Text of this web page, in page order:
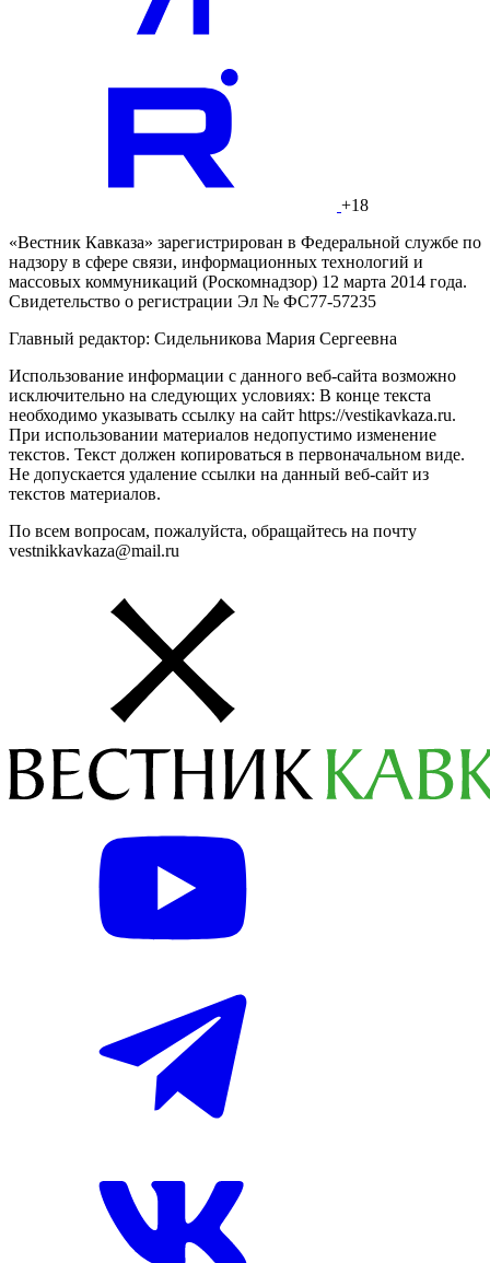
+18
«Вестник Кавказа» зарегистрирован в Федеральной службе по
надзору в сфере связи, информационных технологий и
массовых коммуникаций (Роскомнадзор) 12 марта 2014 года.
Свидетельство о регистрации Эл № ФС77-57235
Главный редактор: Сидельникова Мария Сергеевна
Использование информации с данного веб-сайта возможно
исключительно на следующих условиях: В конце текста
необходимо указывать ссылку на сайт https://vestikavkaza.ru.
При использовании материалов недопустимо изменение
текстов. Текст должен копироваться в первоначальном виде.
Не допускается удаление ссылки на данный веб-сайт из
текстов материалов.
По всем вопросам, пожалуйста, обращайтесь на почту
vestnikkavkaza@mail.ru